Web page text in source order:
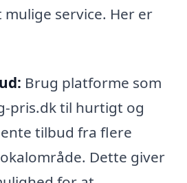
service. Her er
Brug platforme som
pris.dk til hurtigt og
tilbud fra flere
Dette giver